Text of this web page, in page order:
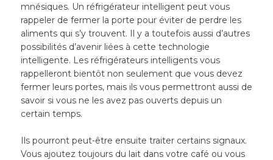
mnésiques. Un réfrigérateur intelligent peut vous
rappeler de fermer la porte pour éviter de perdre les
aliments qui s’y trouvent. Il y a toutefois aussi d’autres
possibilités d’avenir liées à cette technologie
intelligente. Les réfrigérateurs intelligents vous
rappelleront bientôt non seulement que vous devez
fermer leurs portes, mais ils vous permettront aussi de
savoir si vous ne les avez pas ouverts depuis un
certain temps.
Ils pourront peut-être ensuite traiter certains signaux.
Vous ajoutez toujours du lait dans votre café ou vous